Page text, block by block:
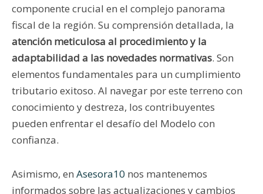
componente crucial en el complejo panorama
fiscal de la región. Su comprensión detallada, la
atención meticulosa al procedimiento y la
adaptabilidad a las novedades normativas. Son
elementos fundamentales para un cumplimiento
tributario exitoso. Al navegar por este terreno con
conocimiento y destreza, los contribuyentes
pueden enfrentar el desafío del Modelo con
confianza.
Asimismo, en Asesora10 nos mantenemos
informados sobre las actualizaciones y cambios